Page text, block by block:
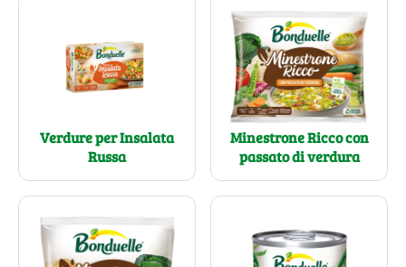
Verdure per Insalata
Russa
Minestrone Ricco con
passato di verdura